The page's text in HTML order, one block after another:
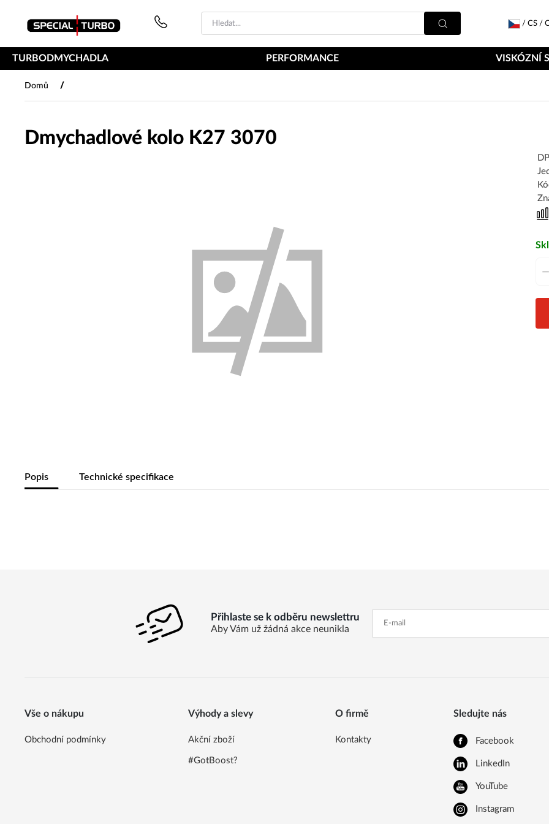
/ CS /
TURBODMYCHADLA PERFORMANCE VISKÓZNÍ
Domů /
Dmychadlové kolo K27 3070
–
Popis Technické specifikace
Přihlaste se k odběru newslettru
Aby Vám už žádná akce neunikla
Vše o nákupu
Obchodní podmínky
Výhody a slevy
Akční zboží
#GotBoost?
O firmě
Kontakty
Sledujte nás
Facebook
LinkedIn
YouTube
Instagram